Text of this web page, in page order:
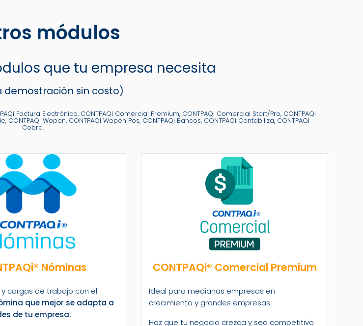
módulos
que tu empresa necesita
demostración sin costo)
Factura Electrónica, CONTPAQi Comercial Premium, CONTPAQi Comercial Start/Pro, CONTPAQi
Wopen, CONTPAQi Wopen Pos, CONTPAQi Bancos, CONTPAQi Contabiliza, CONTPAQi
Cobra.
Nóminas
cargas de trabajo con el
que mejor se adapta a
de tu empresa.
CONTPAQi® Comercial Premium
Ideal para medianas empresas en
crecimiento y grandes empresas.
Haz que tu negocio crezca y sea competitivo